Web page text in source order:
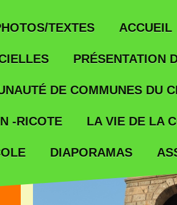
TEXTES ACCUEIL
PRÉSENTATION
DE COMMUNES DU
-RICOTE LA VIE DE LA
DIAPORAMAS